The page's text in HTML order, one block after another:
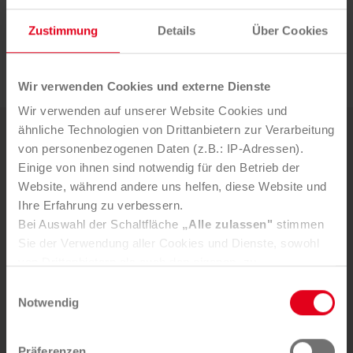
Zustimmung Details Über Cookies
Wir verwenden Cookies und externe Dienste
Wir verwenden auf unserer Website Cookies und
ähnliche Technologien von Drittanbietern zur Verarbeitung
von personenbezogenen Daten (z.B.: IP-Adressen).
Einige von ihnen sind notwendig für den Betrieb der
Website, während andere uns helfen, diese Website und
Ihre Erfahrung zu verbessern.
Bei Auswahl der Schaltfläche „Alle zulassen" stimmen
Sie der Verwendung aller Cookies und Dienste, sowohl
selbst zu entscheiden, welche Cookies-Setzung Sie
Selbstverständlich können Sie über Consent Button in
Notwendig
hal­ti­ger Hand­werks­kunst bei sich, son­dern auch die
Bot­schaft, dass Um­welt­schutz und Res­sour­cen­scho­
Weitere News
5. AUGUST 2026
Mürztaler Sauber­macher bleibt
starker Part­ner der Stadt